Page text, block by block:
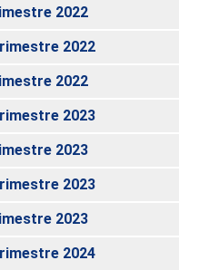
2022
2022
2022
2023
2023
2023
2023
2024